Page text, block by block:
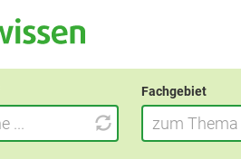
Fachgebiet
zum Thema